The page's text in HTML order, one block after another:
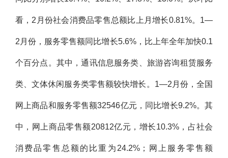
看，2月份社会消费品零售总额比上月增长0.81%。1—
2月份，服务零售额同比增长5.6%，比上年全年加快0.1
个百分点。其中，通讯信息服务类、旅游咨询租赁服务
类、文体休闲服务类零售额较快增长。1—2月份，全国
网上商品和服务零售额32546亿元，同比增长9.2%。其
中，网上商品零售额20812亿元，增长10.3%，占社会
消费品零售总额的比重为24.2%；网上服务零售额